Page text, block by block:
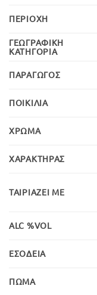
ΠΕΡΙΟΧΉ
ΓΕΩΓΡΑΦΙΚΉ
ΚΑΤΗΓΟΡΊΑ
ΠΑΡΑΓΩΓΌΣ
ΠΟΙΚΙΛΊΑ
ΧΡΏΜΑ
ΧΑΡΑΚΤΉΡΑΣ
ΤΑΙΡΙΆΖΕΙ ΜΕ
ALC %VOL
ΕΣΟΔΕΊΑ
ΠΏΜΑ